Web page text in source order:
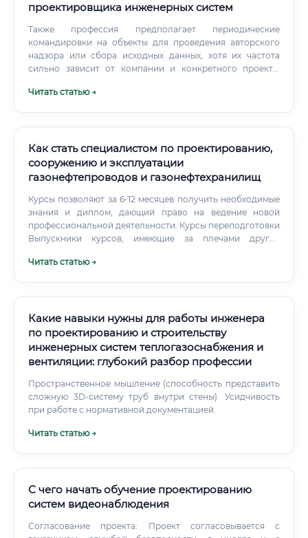
проектировщика инженерных систем
Также профессия предполагает периодические
командировки на объекты для проведения авторского
надзора или сбора исходных данных, хотя их частота
сильно зависит от компании и конкретного проекта.
специалиста Заработная плата инженера-
Читать статью →
Как стать специалистом по проектированию,
сооружению и эксплуатации
газонефтепроводов и газонефтехранилищ
Курсы позволяют за 6-12 месяцев получить необходимые
знания и диплом, дающий право на ведение новой
профессиональной деятельности. Курсы переподготовки
Выпускники курсов, имеющие за плечами другое
стартовые зарплаты, сопоставимые с выпускниками
Читать статью →
Какие навыки нужны для работы инженера
по проектированию и строительству
инженерных систем теплогазоснабжения и
вентиляции: глубокий разбор профессии
Пространственное мышление (способность представить
сложную 3D-систему труб внутри стены). Усидчивость
при работе с нормативной документацией.
Читать статью →
С чего начать обучение проектированию
систем видеонаблюдения
Согласование проекта: Проект согласовывается с